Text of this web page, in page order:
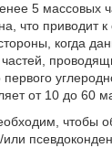
5 массовых
что приводит
когда
от 10 до 60
чтобы
или